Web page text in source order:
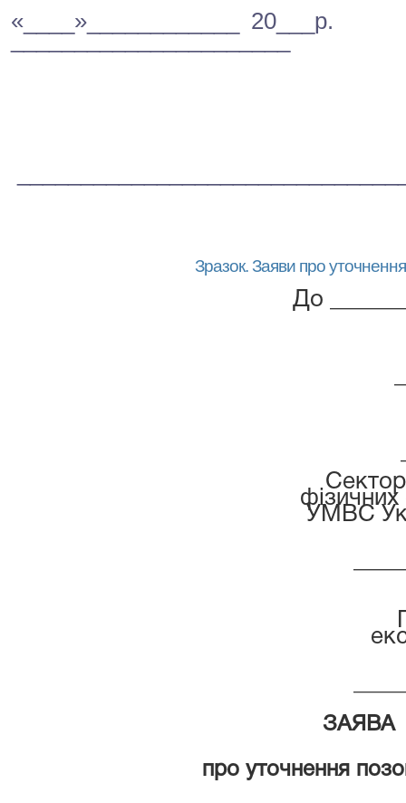
«____»____________ 20___р.
______________________
Зразок. Заявипро
До
Сектор
УМВС
ЗАЯВА
про уточнення